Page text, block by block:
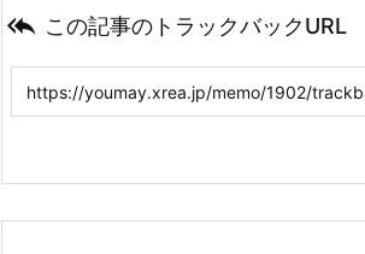
 この記事のトラックバックURL